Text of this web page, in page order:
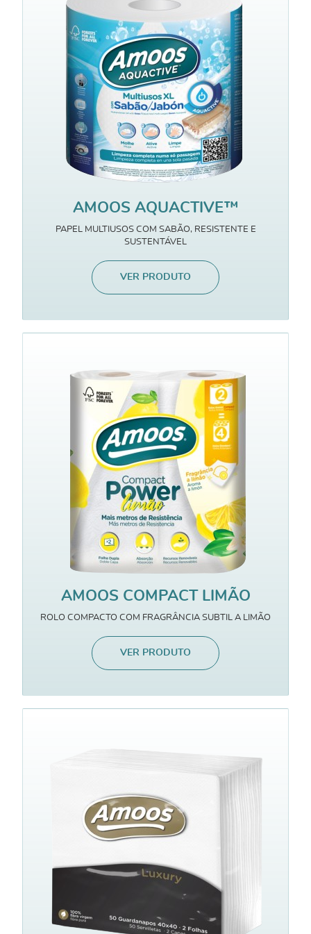
AMOOS AQUACTIVE™
PAPEL MULTIUSOS COM SABÃO, RESISTENTE E
SUSTENTÁVEL
VER PRODUTO
AMOOS COMPACT LIMÃO
ROLO COMPACTO COM FRAGRÂNCIA SUBTIL A LIMÃO
VER PRODUTO